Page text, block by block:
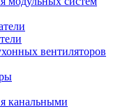
вентиляторов
канальными